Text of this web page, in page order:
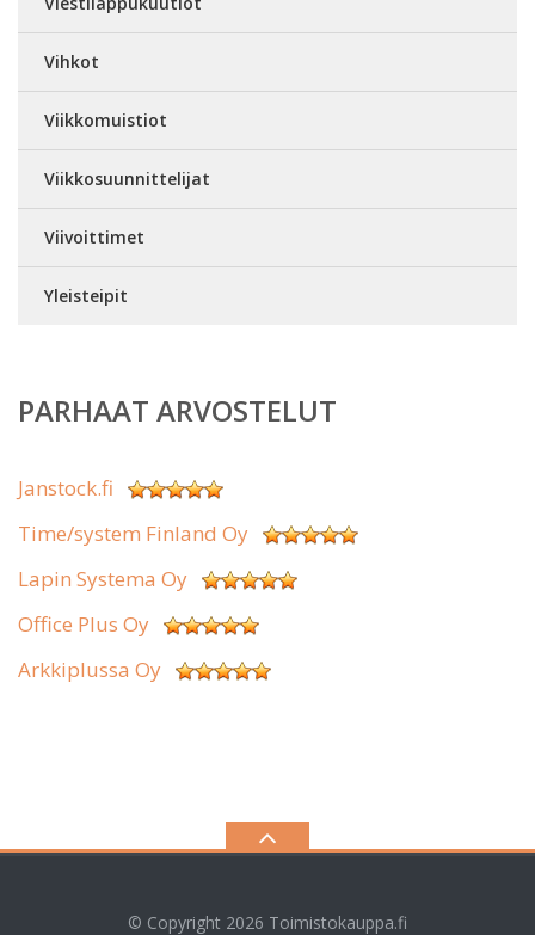
Vihkot
Viikkomuistiot
Viikkosuunnittelijat
Viivoittimet
Yleisteipit
PARHAAT ARVOSTELUT
Janstock.fi
Time/system Finland Oy
Lapin Systema Oy
Office Plus Oy
Arkkiplussa Oy
© Copyright 2026 Toimistokauppa.fi